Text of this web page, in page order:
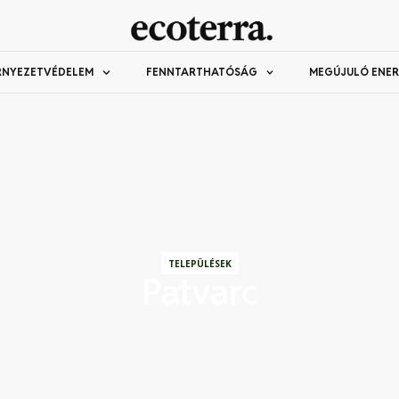
FENNTARTHATÓSÁG MEGÚJULÓ
TELEPÜLÉSEK